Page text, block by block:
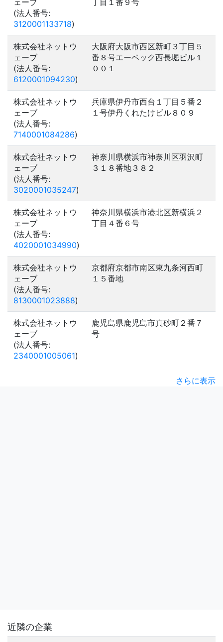
ェーブ
(法人番号:
3120001133718)
丁目１番９号
株式会社ネットウ
ェーブ
(法人番号:
6120001094230)
大阪府大阪市西区新町３丁目５
番８号エーペック西長堀ビル１
００１
株式会社ネットウ
ェーブ
(法人番号:
7140001084286)
兵庫県伊丹市西台１丁目５番２
１号伊丹くれたけビル８０９
株式会社ネットウ
ェーブ
(法人番号:
3020001035247)
神奈川県横浜市神奈川区羽沢町
３１８番地３８２
株式会社ネットウ
ェーブ
(法人番号:
4020001034990)
神奈川県横浜市港北区新横浜２
丁目４番６号
株式会社ネットウ
ェーブ
(法人番号:
8130001023888)
京都府京都市南区東九条河西町
１５番地
株式会社ネットウ
ェーブ
(法人番号:
2340001005061)
鹿児島県鹿児島市真砂町２番７
号
さらに表示
近隣の企業